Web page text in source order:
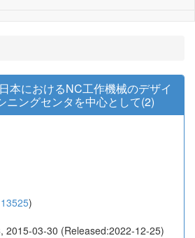
日本におけるNC工作機械のデザイ
ニングセンタを中心として(2)
)
2015-03-30 (Released:2022-12-25)